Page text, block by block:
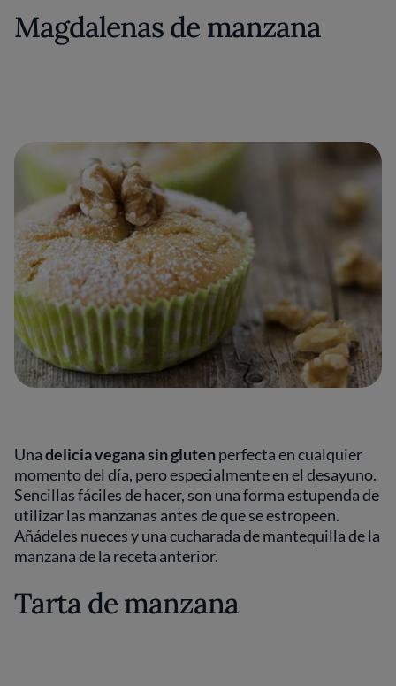
Magdalenas de manzana
Unadelicia vegana sin glutenperfecta en cualquier
momento del día, pero especialmente en el desayuno.
Sencillas fáciles de hacer, son una forma estupenda de
utilizar las manzanas antes de que se estropeen.
Añádeles nueces y una cucharada de mantequilla de la
manzana de la receta anterior.
Tarta de manzana